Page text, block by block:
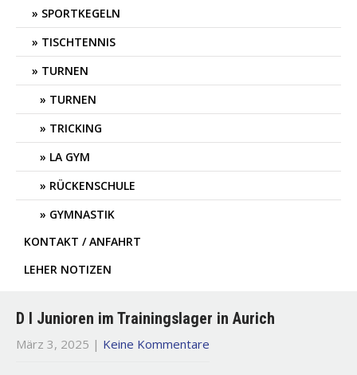
SPORTKEGELN
TISCHTENNIS
TURNEN
TURNEN
TRICKING
LA GYM
RÜCKENSCHULE
GYMNASTIK
KONTAKT / ANFAHRT
LEHER NOTIZEN
D I Junioren im Trainingslager in Aurich
März 3, 2025 | Keine Kommentare